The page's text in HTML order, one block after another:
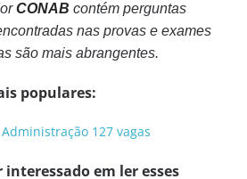
CONAB contém perguntas
nas provas e exames
são mais abrangentes.
populares:
127 vagas
interessado em ler esses